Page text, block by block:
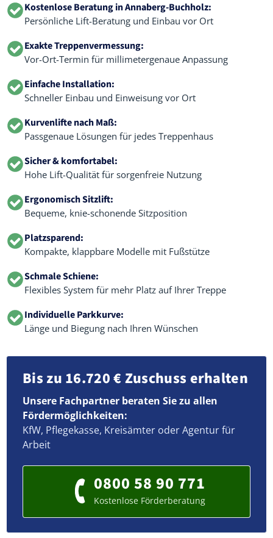
Kostenlose Beratung in Annaberg-Buchholz:
Persönliche Lift-Beratung und Einbau vor Ort
Exakte Treppenvermessung:
Vor-Ort-Termin für millimetergenaue Anpassung
Einfache Installation:
Schneller Einbau und Einweisung vor Ort
Kurvenlifte nach Maß:
Passgenaue Lösungen für jedes Treppenhaus
Sicher & komfortabel:
Hohe Lift-Qualität für sorgenfreie Nutzung
Ergonomisch Sitzlift:
Bequeme, knie-schonende Sitzposition
Platzsparend:
Kompakte, klappbare Modelle mit Fußstütze
Schmale Schiene:
Flexibles System für mehr Platz auf Ihrer Treppe
Individuelle Parkkurve:
Länge und Biegung nach Ihren Wünschen
Bis zu 16.720 € Zuschuss erhalten
Unsere Fachpartner beraten Sie zu allen
Fördermöglichkeiten:
KfW, Pflegekasse, Kreisämter oder Agentur für
Arbeit
0800 58 90 771
Kostenlose Förderberatung